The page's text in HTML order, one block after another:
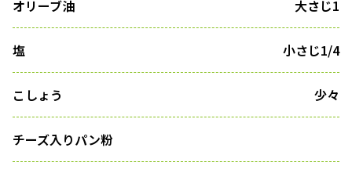
オリーブ油 大さじ1
塩 小さじ1/4
こしょう 少々
チーズ入りパン粉